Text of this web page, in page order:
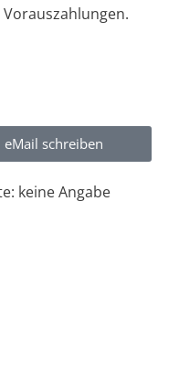
eMail schreiben
keine Angabe